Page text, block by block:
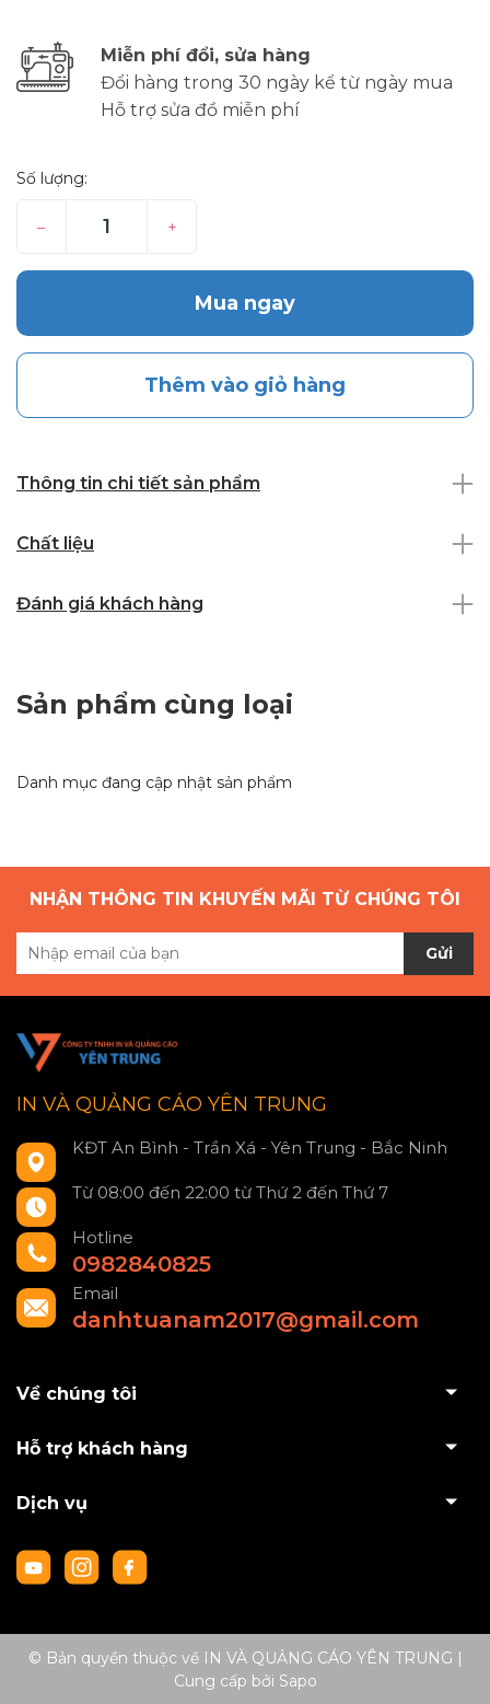
Miễn phí đổi, sửa hàng
Đổi hàng trong 30 ngày kể từ ngày mua
Hỗ trợ sửa đồ miễn phí
Số lượng:
– +
Mua ngay
Thêm vào giỏ hàng
Thông tin chi tiết sản phẩm
Chất liệu
Đánh giá khách hàng
Sản phẩm cùng loại
Danh mục đang cập nhật sản phẩm
NHẬN THÔNG TIN KHUYẾN MÃI TỪ CHÚNG TÔI
Gửi
IN VÀ QUẢNG CÁO YÊN TRUNG
KĐT An Bình - Trần Xá - Yên Trung - Bắc Ninh
Từ 08:00 đến 22:00 từ Thứ 2 đến Thứ 7
Hotline
0982840825
Email
danhtuanam2017@gmail.com
Về chúng tôi
Hỗ trợ khách hàng
Dịch vụ
© Bản quyền thuộc về IN VÀ QUẢNG CÁO YÊN TRUNG |
Cung cấp bởi Sapo